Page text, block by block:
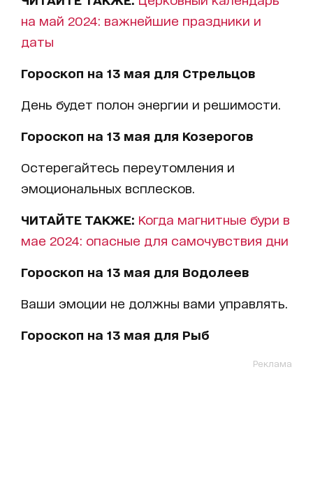
на май 2024: важнейшие праздники и
даты
Гороскоп на 13 мая для Стрельцов
День будет полон энергии и решимости.
Гороскоп на 13 мая для Козерогов
Остерегайтесь переутомления и
эмоциональных всплесков.
ЧИТАЙТЕ ТАКЖЕ: Когда магнитные бури в
мае 2024: опасные для самочувствия дни
Гороскоп на 13 мая для Водолеев
Ваши эмоции не должны вами управлять.
Гороскоп на 13 мая для Рыб
Реклама